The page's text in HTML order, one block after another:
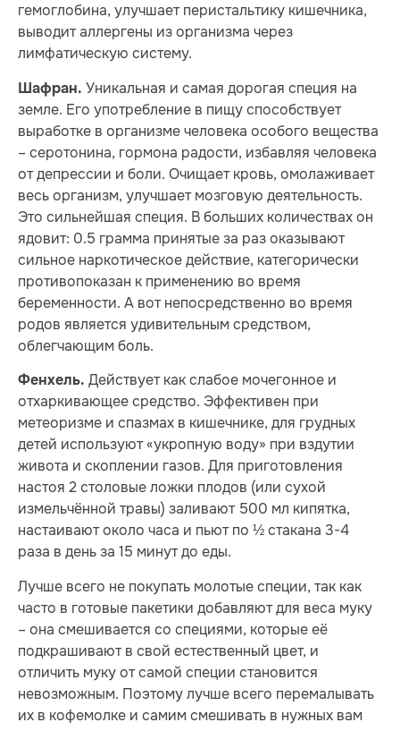
гемоглобина, улучшает перистальтику кишечника,
выводит аллергены из организма через
лимфатическую систему.
Шафран. Уникальная и самая дорогая специя на
земле. Его употребление в пищу способствует
выработке в организме человека особого вещества
– серотонина, гормона радости, избавляя человека
от депрессии и боли. Очищает кровь, омолаживает
весь организм, улучшает мозговую деятельность.
Это сильнейшая специя. В больших количествах он
ядовит: 0.5 грамма принятые за раз оказывают
сильное наркотическое действие, категорически
противопоказан к применению во время
беременности. А вот непосредственно во время
родов является удивительным средством,
облегчающим боль.
Фенхель. Действует как слабое мочегонное и
отхаркивающее средство. Эффективен при
метеоризме и спазмах в кишечнике, для грудных
детей используют «укропную воду» при вздутии
живота и скоплении газов. Для приготовления
настоя 2 столовые ложки плодов (или сухой
измельчённой травы) заливают 500 мл кипятка,
настаивают около часа и пьют по ½ стакана 3-4
раза в день за 15 минут до еды.
Лучше всего не покупать молотые специи, так как
часто в готовые пакетики добавляют для веса муку
– она смешивается со специями, которые её
подкрашивают в свой естественный цвет, и
отличить муку от самой специи становится
невозможным. Поэтому лучше всего перемалывать
их в кофемолке и самим смешивать в нужных вам